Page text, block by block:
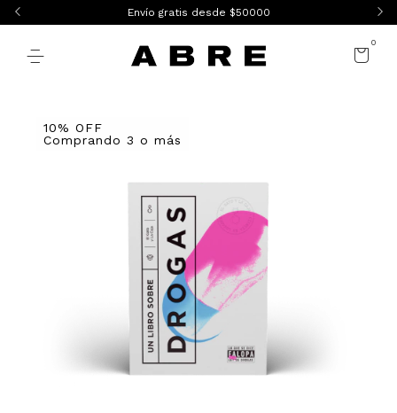
Envío gratis desde $50000
0
10% OFF
Comprando 3 o más